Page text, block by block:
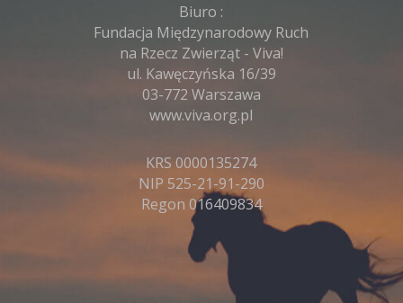
Biuro :
Fundacja Międzynarodowy Ruch
na Rzecz Zwierząt - Viva!
ul. Kawęczyńska 16/39
03-772 Warszawa
www.viva.org.pl
KRS 0000135274
NIP 525-21-91-290
Regon 016409834